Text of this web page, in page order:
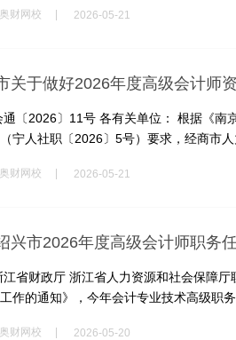
奥财网校 | 2026-05-21
关于做好2026年度高级会计师
通〔2026〕11号 各有关单位： 根据《南
宁人社职〔2026〕5号）要求，经商市人
奥财网校 | 2026-05-21
兴市2026年度高级会计师职务
江省财政厅 浙江省人力资源和社会保障
作的通知》，今年会计专业技术高级职
奥财网校 | 2026-05-20